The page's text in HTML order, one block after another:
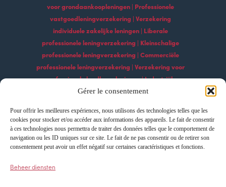
Gérer le consentement
Pour offrir les meilleures expériences, nous utilisons des technologies telles que les
cookies pour stocker et/ou accéder aux informations des appareils. Le fait de consentir
à ces technologies nous permettra de traiter des données telles que le comportement de
navigation ou les ID uniques sur ce site. Le fait de ne pas consentir ou de retirer son
consentement peut avoir un effet négatif sur certaines caractéristiques et fonctions.
Beheer diensten
voor grondaankoopleningen | Professionele
vastgoedleningverzekering | Verzekering
individuele zakelijke leningen | Liberale
professionele leningverzekering | Kleinschalige
professionele leningverzekering | Commerciële
professionele leningverzekering | Verzekering voor
professionele landbouwleningen | Industriële
professionele leningverzekering | Professionele
leningverzekeringsdiensten | Professionele
technologische leningverzekering Professionele
exportleningverzekering | Professionele
leningverzekering importeren | Leningverzekering